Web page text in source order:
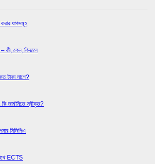
করার ধাপসমূহ
কেন, কিভাবে
টাকা লাগে?
কি জার্মানিতে স্বীকৃত?
সিজিপিএ
ECTS